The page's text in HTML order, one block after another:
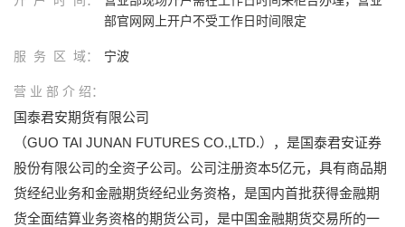
部官网网上开户不受工作日时间限定
服 务 区 域： 宁波
营 业 部 介 绍：
国泰君安期货有限公司
（GUO TAI JUNAN FUTURES CO.,LTD.），是国泰君安证券
股份有限公司的全资子公司。公司注册资本5亿元，具有商品期
货经纪业务和金融期货经纪业务资格，是国内首批获得金融期
货全面结算业务资格的期货公司，是中国金融期货交易所的一